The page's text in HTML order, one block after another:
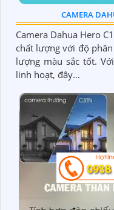
CAMERA
Camera Dahua Hero
chất lượng với độ
lượng màu sắc tốt.
linh hoạt, đây...